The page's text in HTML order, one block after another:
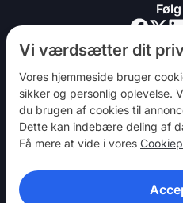
Vi værdsætter dit
Vores hjemmeside bruger
sikker og personlig oplevelse.
du brugen af ​​cookies til
Dette kan indebære deling af
Få mere at vide i vores
NordVPN
Vær med
Hjælp
Opdag